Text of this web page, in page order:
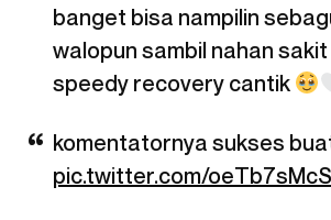
banget bisa nampilin
walopun sambil nahan
speedy recovery cantik
komentatornya sukses
pic.twitter.com/